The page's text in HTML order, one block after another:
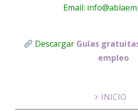
Email:
Descargar Guías
empleo
INICIO